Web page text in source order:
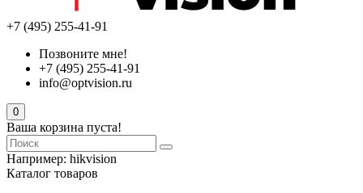
+7 (495) 255-41-91
Позвоните мне!
+7 (495) 255-41-91
info@optvision.ru
0
Ваша корзина пуста!
Например: hikvision
Каталог товаров